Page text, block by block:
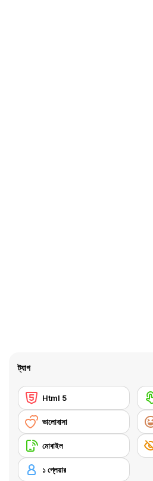
ট্যাগ
Html 5
ভালোবাসা
মোবাইল
১ প্লেয়ার